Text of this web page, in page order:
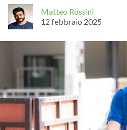
Matteo Rossini
12 febbraio 2025